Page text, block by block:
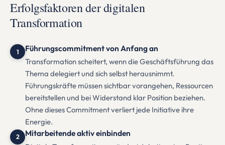
Erfolgsfaktoren der digitalen
Transformation
1 Führungscommitment von Anfang an
Transformation scheitert, wenn die Geschäftsführung das
Thema delegiert und sich selbst herausnimmt.
Führungskräfte müssen sichtbar vorangehen, Ressourcen
bereitstellen und bei Widerstand klar Position beziehen.
Ohne dieses Commitment verliert jede Initiative ihre
Energie.
2 Mitarbeitende aktiv einbinden